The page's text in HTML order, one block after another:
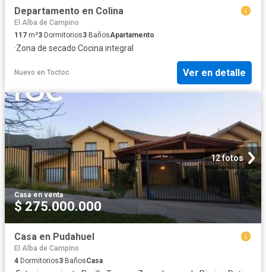
Departamento en Colina
El Alba de Campino
117 m²3 Dormitorios3 BañosApartamento
·Zona de secado·Cocina integral
Nuevo en Toctoc Ver en detalle
12 fotos
Casa·en venta
$ 275.000.000
Casa en Pudahuel
El Alba de Campino
4 Dormitorios3 BañosCasa